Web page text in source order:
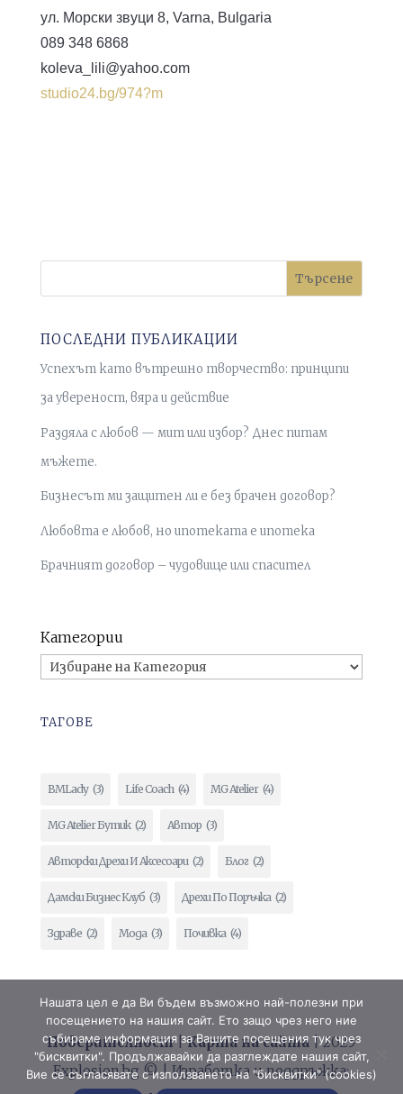
ул. Морски звуци 8, Varna, Bulgaria
089 348 6868
koleva_lili@yahoo.com
studio24.bg/974?m
Търсене
ПОСЛЕДНИ ПУБЛИКАЦИИ
Успехът като вътрешно творчество: принципи
за увереност, вяра и действие
Раздяла с любов — мит или избор? Днес питам
мъжете.
Бизнесът ми защитен ли е без брачен договор?
Любовта е любов, но ипотеката е ипотека
Брачният договор – чудовище или спасител
Категории
ТАГОВЕ
BMLady (3) Life Coach (4) MG Atelier (4)
MG Atelier Бутик (2) Автор (3)
Авторски Дрехи И Аксесоари (2) Блог (2)
Дамски Бизнес Клуб (3) Дрехи По Поръчка (2)
Здраве (2) Мода (3) Почивка (4)
Поверителност|Карта на сайта | 2025
Explosion.bg © | Изработка и поддръжка:
Нашата цел е да Ви бъдем възможно най-полезни при
посещението на нашия сайт. Ето защо чрез него ние
събираме информация за Вашите посещения тук чрез
"бисквитки". Продължавайки да разглеждате нашия сайт,
Вие се съгласявате с използването на "бисквитки" (cookies)